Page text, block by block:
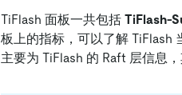
TiFlash 面板一共包括 TiFlash-
板上的指标，可以了解 TiFlash
主要为 TiFlash 的 Raft 层信息